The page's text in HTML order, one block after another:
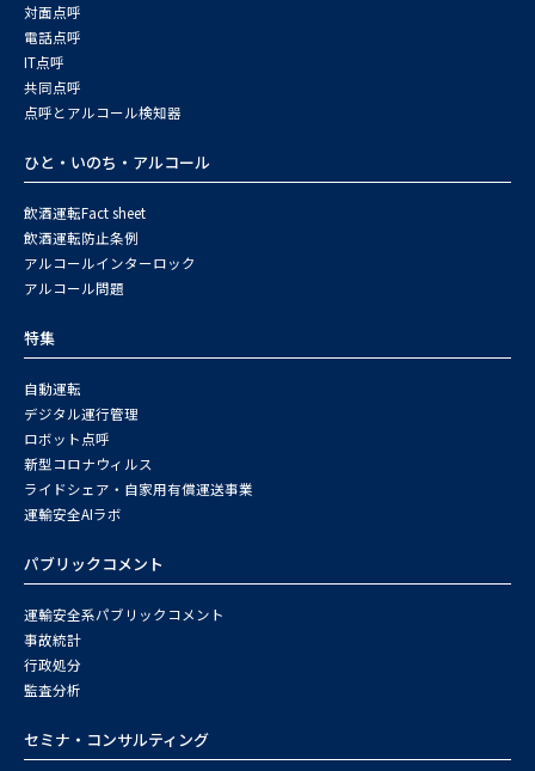
対面点呼
電話点呼
IT点呼
共同点呼
点呼とアルコール検知器
ひと・いのち・アルコール
飲酒運転Fact sheet
飲酒運転防止条例
アルコールインターロック
アルコール問題
特集
自動運転
デジタル運行管理
ロボット点呼
新型コロナウィルス
ライドシェア・自家用有償運送事業
運輸安全AIラボ
パブリックコメント
運輸安全系パブリックコメント
事故統計
行政処分
監査分析
セミナ・コンサルティング